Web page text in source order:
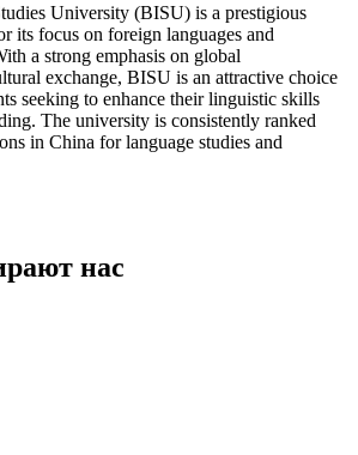
University (BISU) is a prestigious
its focus on foreign languages and
a strong emphasis on global
exchange, BISU is an attractive choice
seeking to enhance their linguistic skills
The university is consistently ranked
in China for language studies and
нас